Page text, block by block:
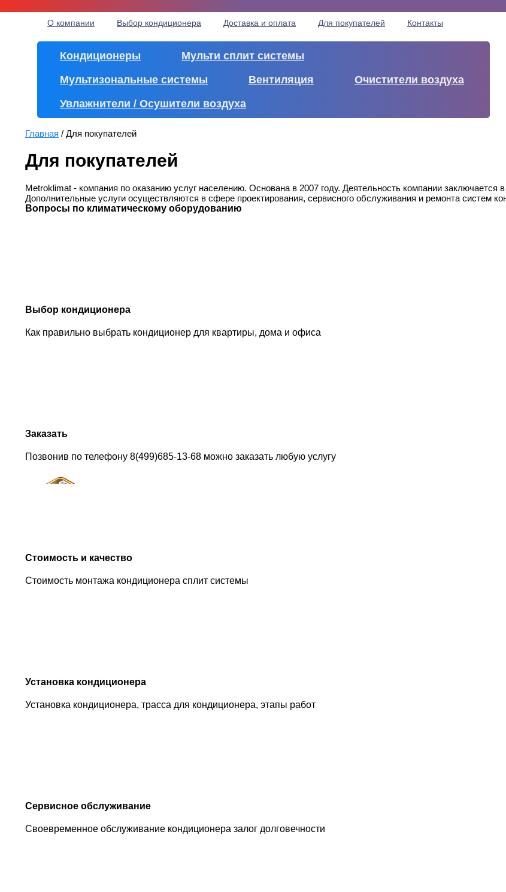
О компании Выбор кондиционера Доставка и оплата Для покупателей Контакты
Кондиционеры
Мульти сплит системы
Мультизональные системы
Вентиляция
Очистители воздуха
Увлажнители / Осушители воздуха
Главная / Для покупателей
Для покупателей
Metroklimat - компания по оказанию услуг населению. Основана в 2007 году. Деятельность компании заключается
Дополнительные услуги осуществляются в сфере проектирования, сервисного обслуживания и ремонта систем
Вопросы по климатическому оборудованию
Выбор кондиционера
Как правильно выбрать кондиционер для квартиры, дома и офиса
Заказать
Позвонив по телефону 8(499)685-13-68 можно заказать любую услугу
Стоимость и качество
Стоимость монтажа кондиционера сплит системы
Установка кондиционера
Установка кондиционера, трасса для кондиционера, этапы работ
Сервисное обслуживание
Своевременное обслуживание кондиционера залог долговечности